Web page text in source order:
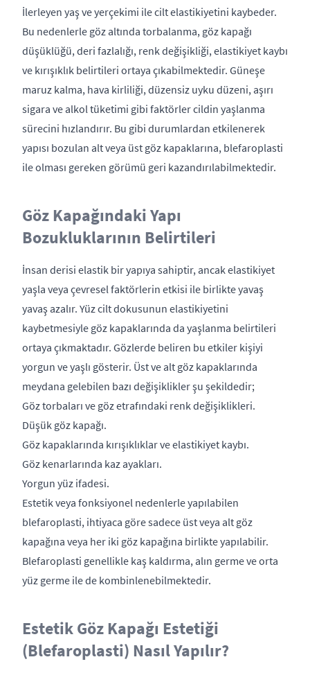
İlerleyen yaş ve yerçekimi ile cilt elastikiyetini kaybeder.
Bu nedenlerle göz altında torbalanma, göz kapağı
düşüklüğü, deri fazlalığı, renk değişikliği, elastikiyet kaybı
ve kırışıklık belirtileri ortaya çıkabilmektedir. Güneşe
maruz kalma, hava kirliliği, düzensiz uyku düzeni, aşırı
sigara ve alkol tüketimi gibi faktörler cildin yaşlanma
sürecini hızlandırır. Bu gibi durumlardan etkilenerek
yapısı bozulan alt veya üst göz kapaklarına, blefaroplasti
ile olması gereken görümü geri kazandırılabilmektedir.
Göz Kapağındaki Yapı
Bozukluklarının Belirtileri
İnsan derisi elastik bir yapıya sahiptir, ancak elastikiyet
yaşla veya çevresel faktörlerin etkisi ile birlikte yavaş
yavaş azalır. Yüz cilt dokusunun elastikiyetini
kaybetmesiyle göz kapaklarında da yaşlanma belirtileri
ortaya çıkmaktadır. Gözlerde beliren bu etkiler kişiyi
yorgun ve yaşlı gösterir. Üst ve alt göz kapaklarında
meydana gelebilen bazı değişiklikler şu şekildedir;
Göz torbaları ve göz etrafındaki renk değişiklikleri.
Düşük göz kapağı.
Göz kapaklarında kırışıklıklar ve elastikiyet kaybı.
Göz kenarlarında kaz ayakları.
Yorgun yüz ifadesi.
Estetik veya fonksiyonel nedenlerle yapılabilen
blefaroplasti, ihtiyaca göre sadece üst veya alt göz
kapağına veya her iki göz kapağına birlikte yapılabilir.
Blefaroplasti genellikle kaş kaldırma, alın germe ve orta
yüz germe ile de kombinlenebilmektedir.
Estetik Göz Kapağı Estetiği
(Blefaroplasti) Nasıl Yapılır?